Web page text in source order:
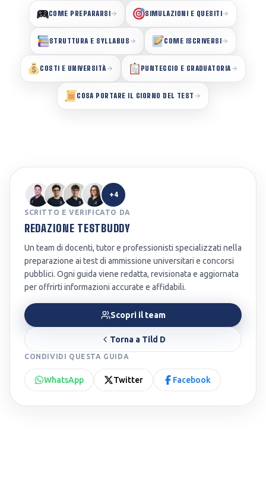
COME PREPARARSI SIMULAZIONI E QUESITI
STRUTTURA E SYLLABUS COME ISCRIVERSI
COSTI E UNIVERSITÀ PUNTEGGIO E GRADUATORIA
COSA PORTARE IL GIORNO DEL TEST
+4
SCRITTO E VERIFICATO DA
REDAZIONE TESTBUDDY
Un team di docenti, tutor e professionisti specializzati nella
preparazione ai test di ammissione universitari e concorsi
pubblici. Ogni guida viene redatta, revisionata e aggiornata
per offrirti informazioni accurate e affidabili.
Scopri il team
Torna a Tild D
CONDIVIDI QUESTA GUIDA
WhatsApp Twitter Facebook